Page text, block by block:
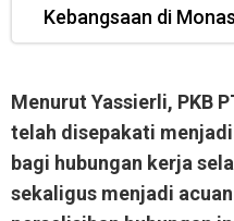
Kebangsaan di Monas
Menurut Yassierli, PKB
telah disepakati
bagi hubungan kerja
sekaligus menjadi